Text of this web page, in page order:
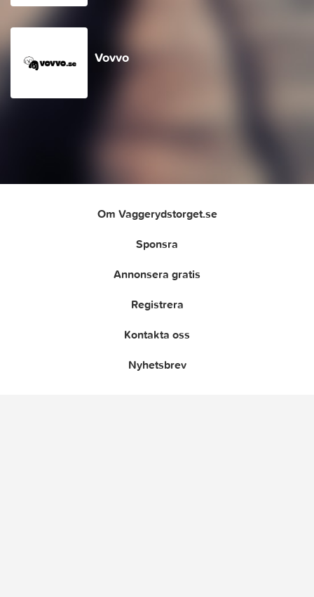
Vovvo
Om Vaggerydstorget.se
Sponsra
Annonsera gratis
Registrera
Kontakta oss
Nyhetsbrev